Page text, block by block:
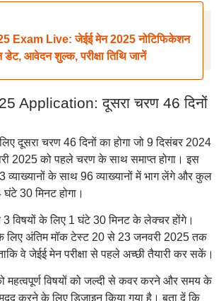
Exam Live: जेईई मेन 2025 नोटिफिकेशन
आवेदन शुल्क, परीक्षा तिथि जानें
Application: दूसरा चरण 46 दिनों
दूसरा चरण 46 दिनों का होगा जो 9 दिसंबर 2024
2025 को पहले चरण के साथ समाप्त होगा। इस
3 व्याख्यानों के साथ 96 व्याख्यानों में भाग लेंगे और कुल
30 मिनट होगा।
3 विषयों के लिए 1 घंटे 30 मिनट के लेक्चर होंगे।
के लिए अंतिम मॉक टेस्ट 20 से 23 जनवरी 2025 तक
वे जेईई मेन परीक्षा से पहले अच्छी तैयारी कर सकें।
महत्वपूर्ण विषयों को जल्दी से कवर करने और समय के
करने के लिए डिजाइन किया गया है। बता दें कि